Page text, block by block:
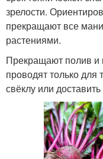
зрелости.
прекращают все
растениями.
Прекращают полив и
проводят только
свёклу или